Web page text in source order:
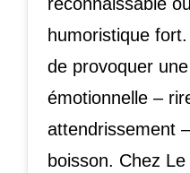
humoristique
de provoquer
émotionnelle –
attendrissement
boisson. Chez